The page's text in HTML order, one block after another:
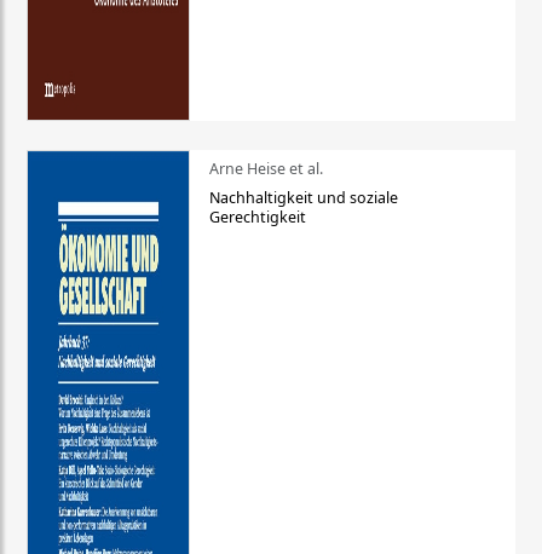
Arne Heise et al.
Nachhaltigkeit und soziale
Gerechtigkeit